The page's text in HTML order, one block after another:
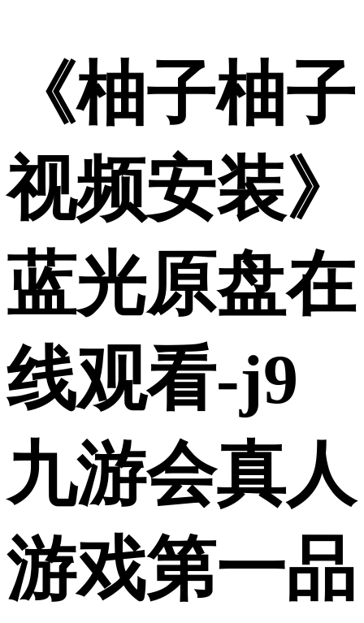
《柚子柚子
视频安装》
蓝光原盘在
线观看-j9
九游会真人
游戏第一品